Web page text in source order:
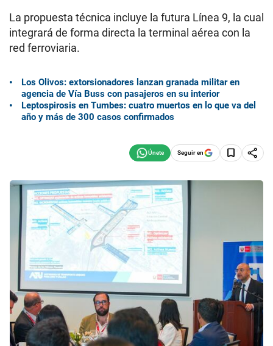
La propuesta técnica incluye la futura Línea 9, la cual
integrará de forma directa la terminal aérea con la
red ferroviaria.
Los Olivos: extorsionadores lanzan granada militar en
agencia de Vía Buss con pasajeros en su interior
Leptospirosis en Tumbes: cuatro muertos en lo que va del
año y más de 300 casos confirmados
Seguir en